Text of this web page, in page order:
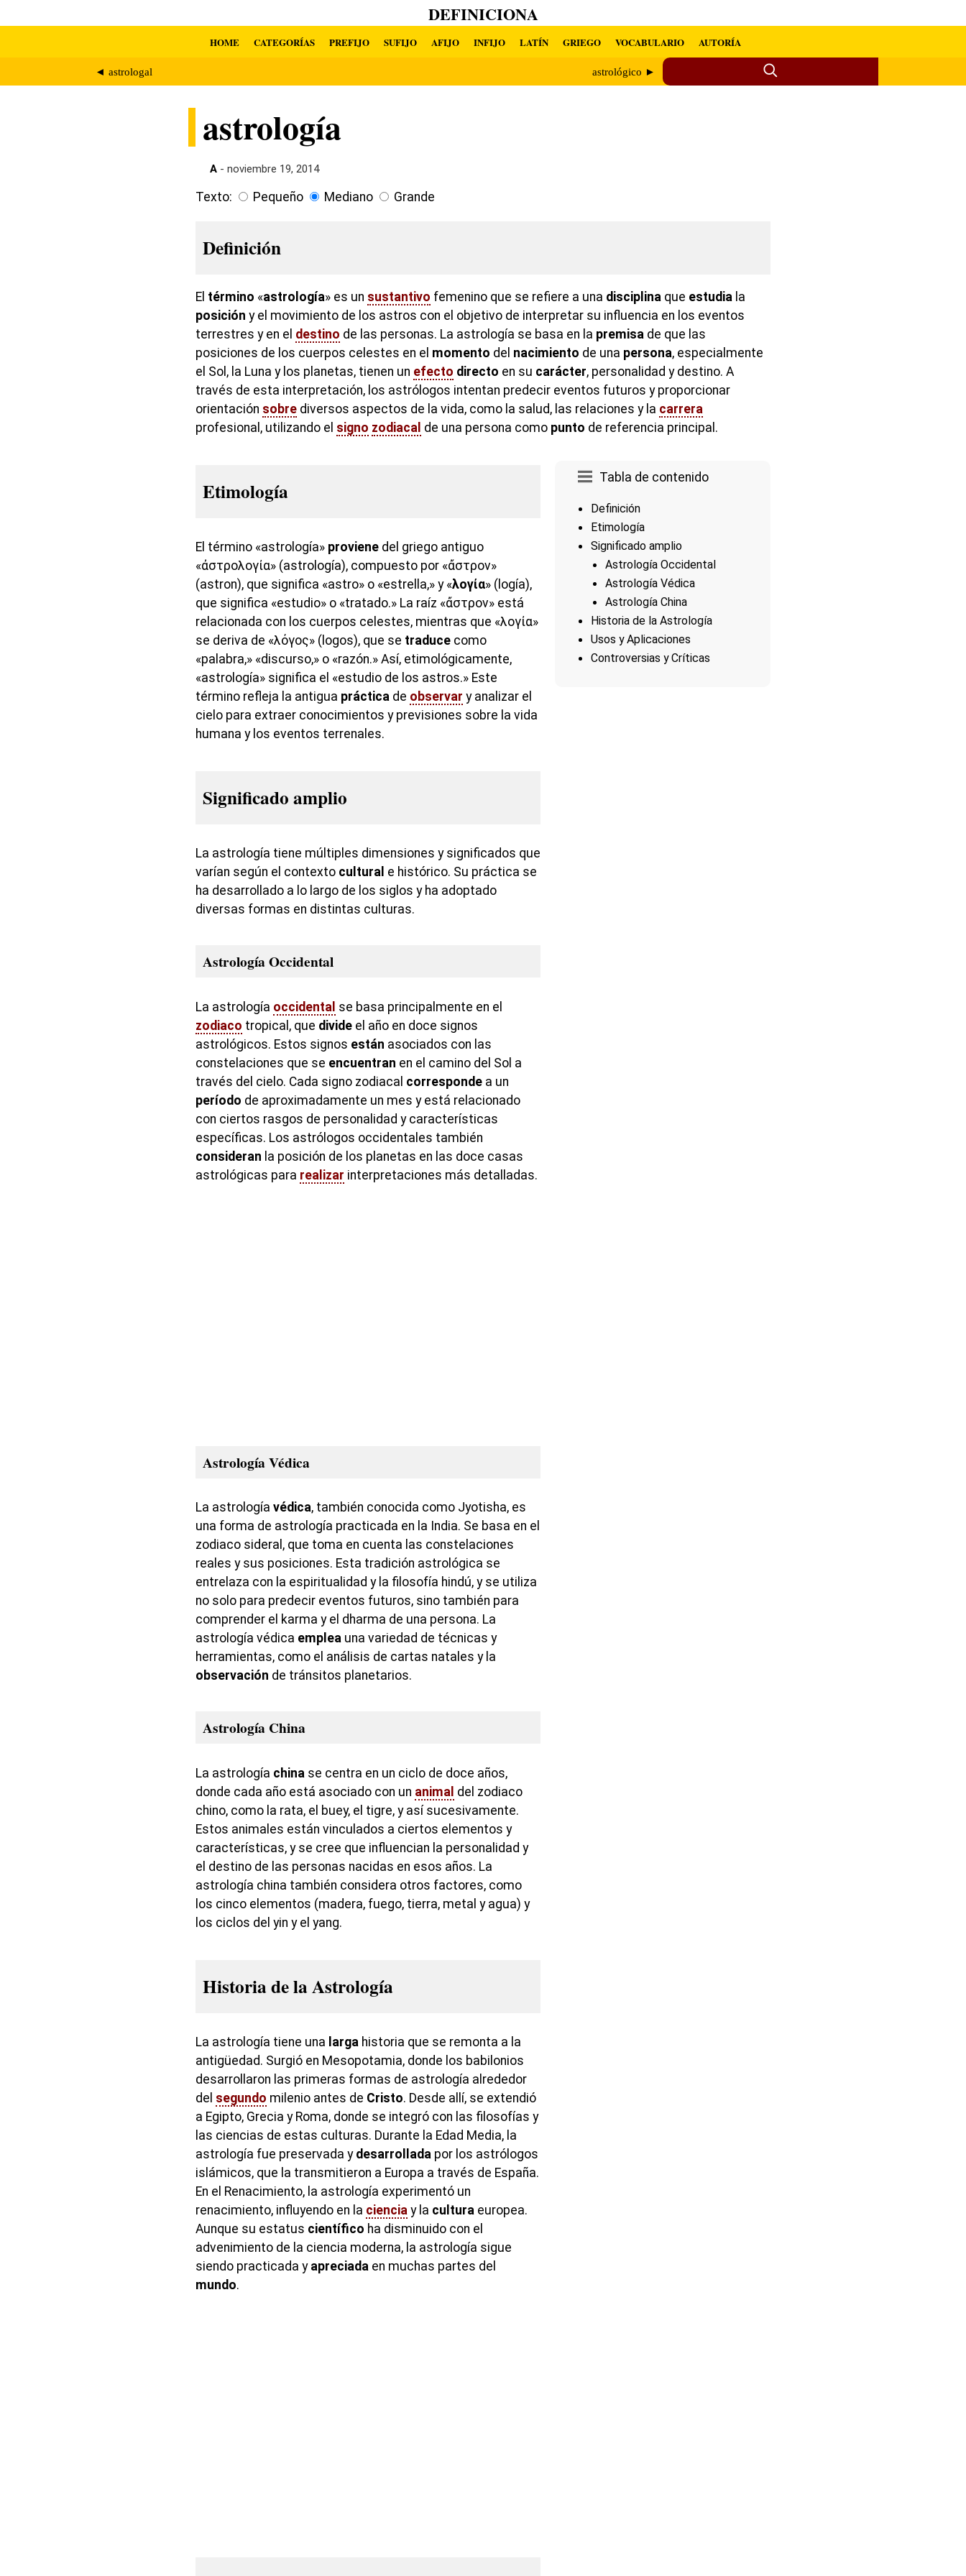
DEFINICIONA
HOME CATEGORÍAS PREFIJO SUFIJO AFIJO INFIJO LATÍN GRIEGO VOCABULARIO AUTORÍA
◄ astrologal astrológico ►
astrología
A - noviembre 19, 2014
Texto: Pequeño Mediano Grande
Definición
El término «astrología» es un sustantivo femenino que se refiere a una disciplina que estudia la
posición y el movimiento de los astros con el objetivo de interpretar su influencia en los eventos
terrestres y en el destino de las personas. La astrología se basa en la premisa de que las
posiciones de los cuerpos celestes en el momento del nacimiento de una persona, especialmente
el Sol, la Luna y los planetas, tienen un efecto directo en su carácter, personalidad y destino. A
través de esta interpretación, los astrólogos intentan predecir eventos futuros y proporcionar
orientación sobre diversos aspectos de la vida, como la salud, las relaciones y la carrera
profesional, utilizando el signo zodiacal de una persona como punto de referencia principal.
Tabla de contenido
Definición
Etimología
Significado amplio
Astrología Occidental
Astrología Védica
Astrología China
Historia de la Astrología
Usos y Aplicaciones
Controversias y Críticas
Etimología
El término «astrología» proviene del griego antiguo
«ἀστρολογία» (astrología), compuesto por «ἄστρον»
(astron), que significa «astro» o «estrella,» y «λογία» (logía),
que significa «estudio» o «tratado.» La raíz «ἄστρον» está
relacionada con los cuerpos celestes, mientras que «λογία»
se deriva de «λόγος» (logos), que se traduce como
«palabra,» «discurso,» o «razón.» Así, etimológicamente,
«astrología» significa el «estudio de los astros.» Este
término refleja la antigua práctica de observar y analizar el
cielo para extraer conocimientos y previsiones sobre la vida
humana y los eventos terrenales.
Significado amplio
La astrología tiene múltiples dimensiones y significados que
varían según el contexto cultural e histórico. Su práctica se
ha desarrollado a lo largo de los siglos y ha adoptado
diversas formas en distintas culturas.
Astrología Occidental
La astrología occidental se basa principalmente en el
zodiaco tropical, que divide el año en doce signos
astrológicos. Estos signos están asociados con las
constelaciones que se encuentran en el camino del Sol a
través del cielo. Cada signo zodiacal corresponde a un
período de aproximadamente un mes y está relacionado
con ciertos rasgos de personalidad y características
específicas. Los astrólogos occidentales también
consideran la posición de los planetas en las doce casas
astrológicas para realizar interpretaciones más detalladas.
Astrología Védica
La astrología védica, también conocida como Jyotisha, es
una forma de astrología practicada en la India. Se basa en el
zodiaco sideral, que toma en cuenta las constelaciones
reales y sus posiciones. Esta tradición astrológica se
entrelaza con la espiritualidad y la filosofía hindú, y se utiliza
no solo para predecir eventos futuros, sino también para
comprender el karma y el dharma de una persona. La
astrología védica emplea una variedad de técnicas y
herramientas, como el análisis de cartas natales y la
observación de tránsitos planetarios.
Astrología China
La astrología china se centra en un ciclo de doce años,
donde cada año está asociado con un animal del zodiaco
chino, como la rata, el buey, el tigre, y así sucesivamente.
Estos animales están vinculados a ciertos elementos y
características, y se cree que influencian la personalidad y
el destino de las personas nacidas en esos años. La
astrología china también considera otros factores, como
los cinco elementos (madera, fuego, tierra, metal y agua) y
los ciclos del yin y el yang.
Historia de la Astrología
La astrología tiene una larga historia que se remonta a la
antigüedad. Surgió en Mesopotamia, donde los babilonios
desarrollaron las primeras formas de astrología alrededor
del segundo milenio antes de Cristo. Desde allí, se extendió
a Egipto, Grecia y Roma, donde se integró con las filosofías y
las ciencias de estas culturas. Durante la Edad Media, la
astrología fue preservada y desarrollada por los astrólogos
islámicos, que la transmitieron a Europa a través de España.
En el Renacimiento, la astrología experimentó un
renacimiento, influyendo en la ciencia y la cultura europea.
Aunque su estatus científico ha disminuido con el
advenimiento de la ciencia moderna, la astrología sigue
siendo practicada y apreciada en muchas partes del
mundo.